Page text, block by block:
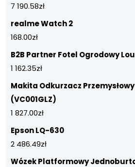
7 190.58zł
realme Watch 2
168.00zł
B2B Partner Fotel Ogrodowy
1 162.35zł
Makita Odkurzacz
(VC001GLZ)
1 827.00zł
Epson LQ-630
2 486.49zł
Wózek Platformowy